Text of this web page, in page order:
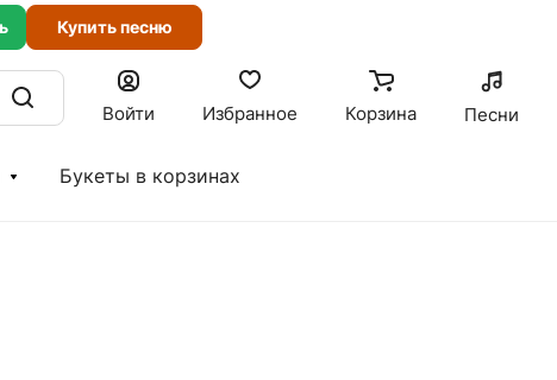
Купить песню
Войти Избранное Корзина Песни
Букеты в корзинах